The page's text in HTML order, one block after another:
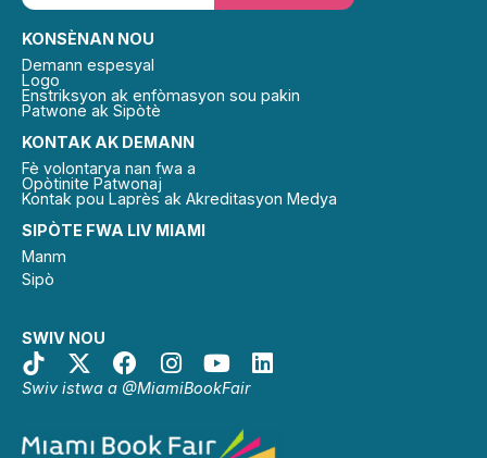
SIPÒTE FWA LIV MIAMI
Manm
Sipò
SWIV NOU
Swiv istwa a @MiamiBookFair
KONTAK AK DEMANN
Fè volontarya nan fwa a
Opòtinite Patwonaj
Kontak pou Laprès ak Akreditasyon Medya
KONSÈNAN NOU
Demann espesyal
Logo
Enstriksyon ak enfòmasyon sou pakin
Patwone ak Sipòtè